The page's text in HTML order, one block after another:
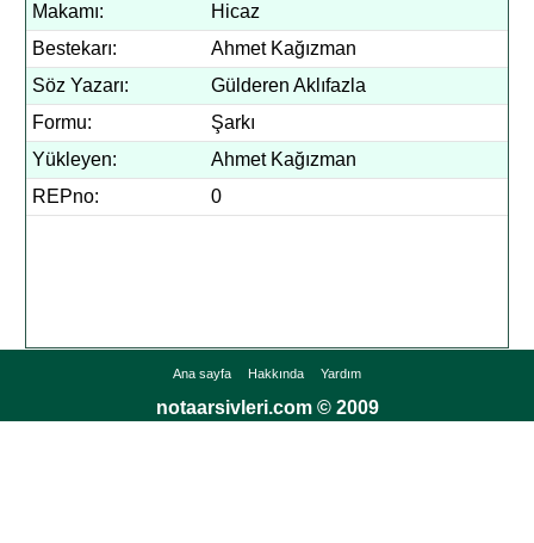
Makamı:
Hicaz
Bestekarı:
Ahmet Kağızman
Söz Yazarı:
Gülderen Aklıfazla
Formu:
Şarkı
Yükleyen:
Ahmet Kağızman
REPno:
0
Ana sayfa Hakkında Yardım
notaarsivleri.com © 2009